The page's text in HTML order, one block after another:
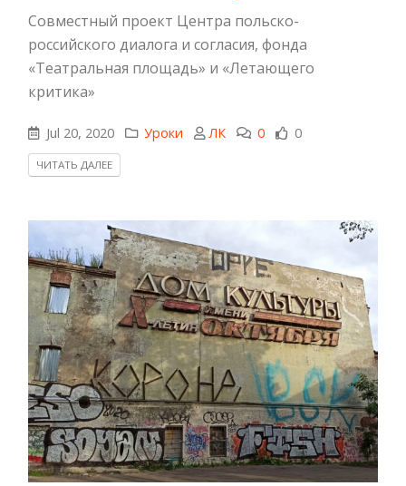
Совместный проект Центра польско-
российского диалога и согласия, фонда
«Театральная площадь» и «Летающего
критика»
Jul 20, 2020 Уроки ЛК 0 0
ЧИТАТЬ ДАЛЕЕ